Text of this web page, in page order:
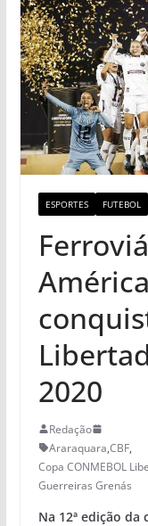
ESPORTES FUTEBOL
2020
Redação
Araraquara,CBF,
Copa CONMEBOL
Guerreiras Grenás
Na 12ª edição